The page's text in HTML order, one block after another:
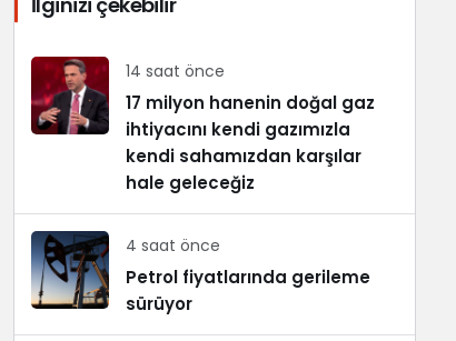
Gündüz modunu seçin.
Gece Modu
Gece modunu seçin.
Sistem modunu seçin.
14 saat önce
17 milyon hanenin doğal gaz
ihtiyacını kendi gazımızla
kendi sahamızdan karşılar
hale geleceğiz
4 saat önce
Petrol fiyatlarında gerileme
sürüyor